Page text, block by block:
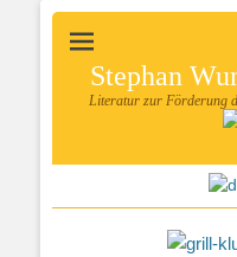
Stephan
Literatur zur Förderung